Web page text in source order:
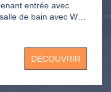
entrée avec
de bain avec WC,
DÉCOUVRIR